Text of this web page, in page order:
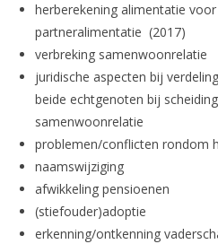
herberekening alimentatie
partneralimentatie (2017)
verbreking samenwoonrelatie
juridische aspecten bij
beide echtgenoten bij
samenwoonrelatie
problemen/conflicten rondom
naamswijziging
afwikkeling pensioenen
(stiefouder)adoptie
erkenning/ontkenning